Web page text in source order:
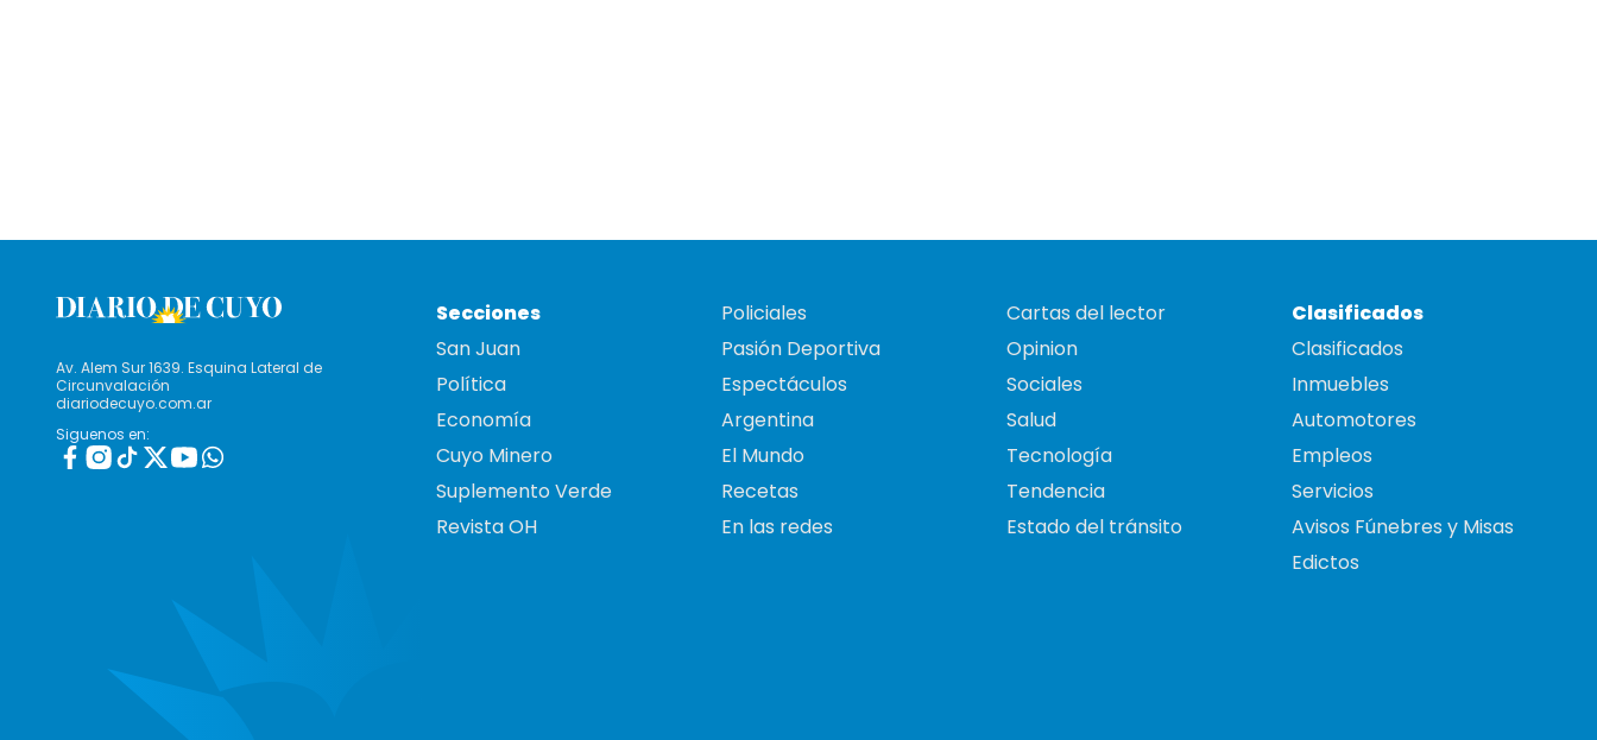
Av. Alem Sur 1639. Esquina Lateral de
Circunvalación
diariodecuyo.com.ar
Siguenos en:
Secciones
San Juan
Política
Economía
Cuyo Minero
Suplemento Verde
Revista OH
Policiales
Pasión Deportiva
Espectáculos
Argentina
El Mundo
Recetas
En las redes
Cartas del lector
Opinion
Sociales
Salud
Tecnología
Tendencia
Estado del tránsito
Clasificados
Clasificados
Inmuebles
Automotores
Empleos
Servicios
Avisos Fúnebres y Misas
Edictos